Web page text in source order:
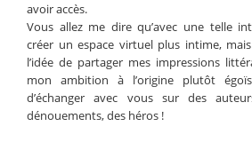
avoir accès.
Vous allez me dire qu’avec une telle
créer un espace virtuel plus intime,
l’idée de partager mes impressions
mon ambition à l’origine plutôt
d’échanger avec vous sur des
dénouements, des héros !